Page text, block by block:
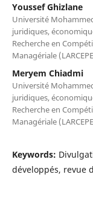
Youssef Ghizlane
Université
juridiques,
Recherche en
Managériale
Meryem Chiadmi
Université
juridiques,
Recherche en
Managériale
Keywords:
développés, revue